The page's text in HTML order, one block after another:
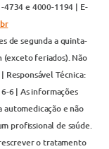
e 4000-1194 | E-
de segunda a quinta-
(exceto feriados). Não
Responsável Técnica:
6 | As informações
automedicação e não
profissional de saúde.
o tratamento